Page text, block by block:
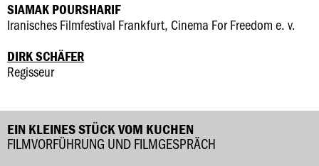
SIAMAK POURSHARIF
Iranisches Filmfestival Frankfurt, Cinema For Freedom e. v.
DIRK SCHÄFER
Regisseur
EIN KLEINES STÜCK VOM KUCHEN
FILMVORFÜHRUNG UND FILMGESPRÄCH